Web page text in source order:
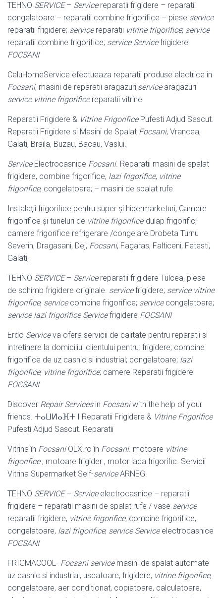
TEHNO SERVICE– Servicereparatii frigidere – reparatii
congelatoare – reparatii combine frigorifice – piese service
reparatii frigidere; servicereparatii vitrine frigorifice; service
reparatii combine frigorifice; service Servicefrigidere
FOCSANI
CeluHomeService efectueaza reparatii produse electrice in
Focsani, masini de reparatii aragazuri,servicearagazuri
service vitrine frigorificereparatii vitrine
Reparatii Frigidere & Vitrine FrigorificePufesti Adjud Sascut.
Reparatii Frigidere si Masini de Spalat Focsani, Vrancea,
Galati, Braila, Buzau, Bacau, Vaslui.
ServiceElectrocasnice Focsani. Reparatii masini de spalat
frigidere, combine frigorifice, lazi frigorifice, vitrine
frigorifice, congelatoare; – masini de spalat rufe
Instalaţii frigorifice pentru super şi hipermarketuri; Camere
frigorifice şi tuneluri de vitrine frigorifice-dulap frigorific;
camere frigorifice refrigerare /congelare Drobeta Turnu
Severin, Dragasani, Dej, Focsani, Fagaras, Falticeni, Fetesti,
Galati,
TEHNO SERVICE– Servicereparatii frigidere Tulcea, piese
de schimb frigidere originale. servicefrigidere; service vitrine
frigorifice; servicecombine frigorifice; servicecongelatoare;
service lazi frigorifice Servicefrigidere FOCSANI
Erdo Serviceva ofera servicii de calitate pentru reparatii si
intretinere la domiciliul clientului pentru: frigidere; combine
frigorifice de uz casnic si industrial; congelatoare; lazi
frigorifice; vitrine frigorifice; camere Reparatii frigidere
FOCSANI
Discover Repair Servicesin Focsaniwith the help of your
friends. ⵜⴰⵡⵍⴰⴼⵜ ⵏ Reparatii Frigidere & Vitrine Frigorifice
Pufesti Adjud Sascut. Reparatii
Vitrina în FocsaniOLX.ro în Focsani. motoare vitrine
frigorifice, motoare frigider , motor lada frigorific. Servicii
Vitrina Supermarket Self-serviceARNEG.
TEHNO SERVICE– Serviceelectrocasnice – reparatii
frigidere – reparatii masini de spalat rufe / vase service
reparatii frigidere, vitrine frigorifice, combine frigorifice,
congelatoare, lazi frigorifice; service Serviceelectrocasnice
FOCSANI
FRIGMACOOL- Focsani servicemasini de spalat automate
uz casnic si industrial, uscatoare, frigidere, vitrine frigorifice,
congelatoare, aer conditionat, copiatoare, calculatoare,